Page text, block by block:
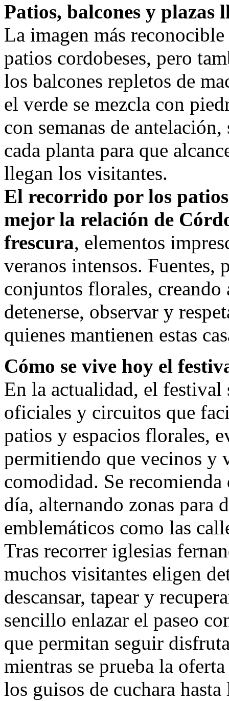
Patios, balcones y plazas
La imagen más
patios cordobeses, pero
los balcones repletos de
el verde se mezcla con
con semanas de
cada planta para que
llegan los visitantes.
El recorrido por los
mejor la relación de
frescura, elementos
veranos intensos. Fuentes,
conjuntos florales,
detenerse, observar y
quienes mantienen estas
Cómo se vive hoy el
En la actualidad, el festival
oficiales y circuitos que
patios y espacios florales,
permitiendo que vecinos y
comodidad. Se
día, alternando zonas para
emblemáticos como las
Tras recorrer iglesias
muchos visitantes eligen
descansar, tapear y
sencillo enlazar el paseo
que permitan seguir
mientras se prueba la
los guisos de cuchara